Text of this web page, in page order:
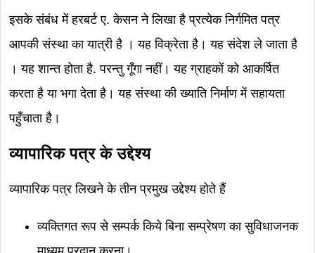
इसके संबंध में हरबर्ट ए. केसन ने लिखा है प्रत्येक निर्गमित पत्र
आपकी संस्था का यात्री है । यह विक्रेता है। यह संदेश ले जाता है
। यह शान्त होता है. परन्तु गूँगा नहीं। यह ग्राहकों को आकर्षित
करता है या भगा देता है। यह संस्था की ख्याति निर्माण में सहायता
पहुँचाता है।
व्यापारिक पत्र के उद्देश्य
व्यापारिक पत्र लिखने के तीन प्रमुख उद्देश्य होते हैं
व्यक्तिगत रूप से सम्पर्क किये बिना सम्प्रेषण का सुविधाजनक